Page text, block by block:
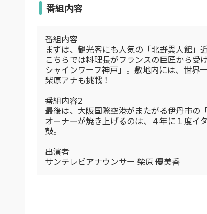
番組内容
番組内容
まずは、観光客にも人気の「北野異人館」
こちらでは料理長がフランスの巨匠から
シャインワーフ神戸」。敷地内には、世界
柴原アナも挑戦！
番組内容2
最後は、大阪国際空港がまたがる伊丹市の
オーナーが焼き上げるのは、４年に１度イ
鼓。
出演者
サンテレビアナウンサー 柴原 優美香